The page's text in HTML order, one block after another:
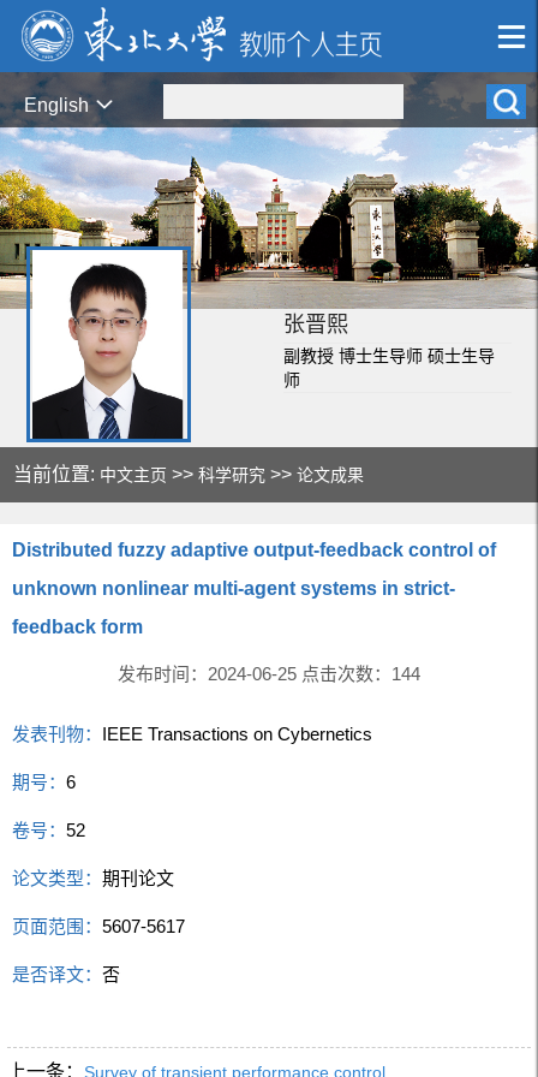
English
张晋熙
副教授 博士生导师 硕士生导
师
当前位置: 中文主页 >>科学研究 >>论文成果
Distributed fuzzy adaptive output-feedback control of
unknown nonlinear multi-agent systems in strict-
feedback form
发布时间：2024-06-25 点击次数： 144
发表刊物： IEEE Transactions on Cybernetics
期号：6
卷号：52
论文类型：期刊论文
页面范围：5607-5617
是否译文：否
上一条： Survey of transient performance control